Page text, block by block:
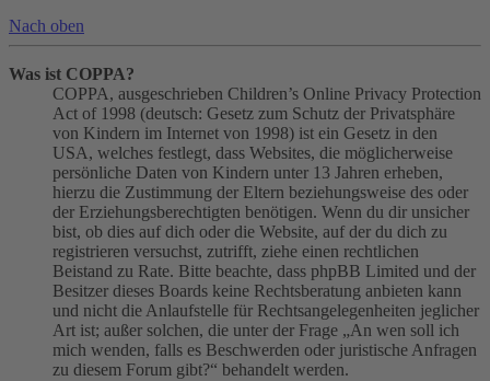
Nach oben
Was ist COPPA?
COPPA, ausgeschrieben Children’s Online Privacy Protection
Act of 1998 (deutsch: Gesetz zum Schutz der Privatsphäre
von Kindern im Internet von 1998) ist ein Gesetz in den
USA, welches festlegt, dass Websites, die möglicherweise
persönliche Daten von Kindern unter 13 Jahren erheben,
hierzu die Zustimmung der Eltern beziehungsweise des oder
der Erziehungsberechtigten benötigen. Wenn du dir unsicher
bist, ob dies auf dich oder die Website, auf der du dich zu
registrieren versuchst, zutrifft, ziehe einen rechtlichen
Beistand zu Rate. Bitte beachte, dass phpBB Limited und der
Besitzer dieses Boards keine Rechtsberatung anbieten kann
und nicht die Anlaufstelle für Rechtsangelegenheiten jeglicher
Art ist; außer solchen, die unter der Frage „An wen soll ich
mich wenden, falls es Beschwerden oder juristische Anfragen
zu diesem Forum gibt?“ behandelt werden.